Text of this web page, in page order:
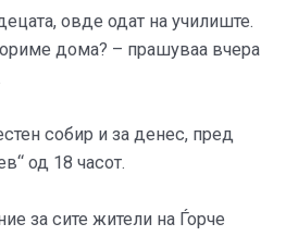
овде одат на училиште.
дома? – прашуваа вчера
собир и за денес, пред
од 18 часот.
за сите жители на Ѓорче